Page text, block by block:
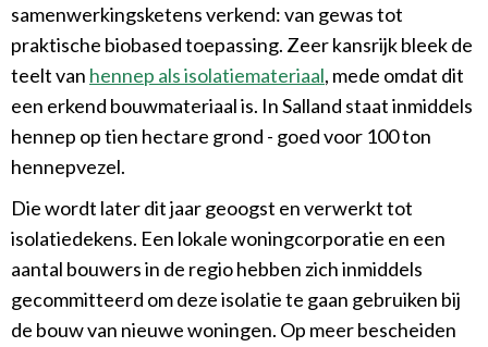
samenwerkingsketens verkend: van gewas tot
praktische biobased toepassing. Zeer kansrijk bleek de
teelt van hennep als isolatiemateriaal, mede omdat dit
een erkend bouwmateriaal is. In Salland staat inmiddels
hennep op tien hectare grond - goed voor 100 ton
hennepvezel.
Die wordt later dit jaar geoogst en verwerkt tot
isolatiedekens. Een lokale woningcorporatie en een
aantal bouwers in de regio hebben zich inmiddels
gecommitteerd om deze isolatie te gaan gebruiken bij
de bouw van nieuwe woningen. Op meer bescheiden